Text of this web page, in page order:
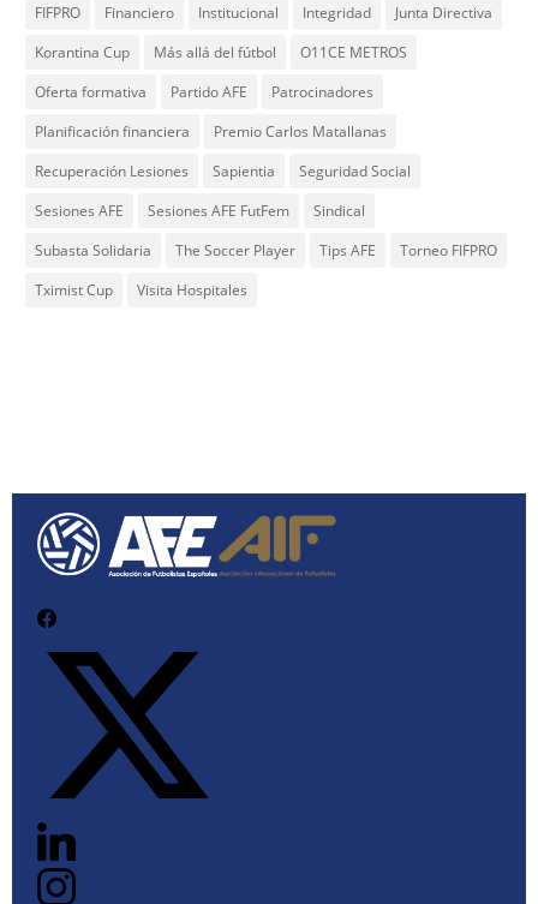
FIFPRO
Financiero Institucional Integridad
Junta Directiva
Korantina Cup
Más allá del fútbol
O11CE METROS
Oferta formativa
Partido AFE
Patrocinadores
Planificación financiera
Premio Carlos Matallanas
Recuperación Lesiones
Sapientia
Seguridad Social
Sesiones AFE
Sesiones AFE FutFem
Sindical
Subasta Solidaria
The Soccer Player Tips AFE
Torneo FIFPRO
Tximist Cup
Visita Hospitales